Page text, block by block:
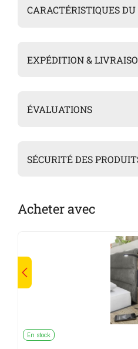
CARACTÉRISTIQUES
EXPÉDITION &
ÉVALUATIONS
SÉCURITÉ DES
Acheter avec
En stock